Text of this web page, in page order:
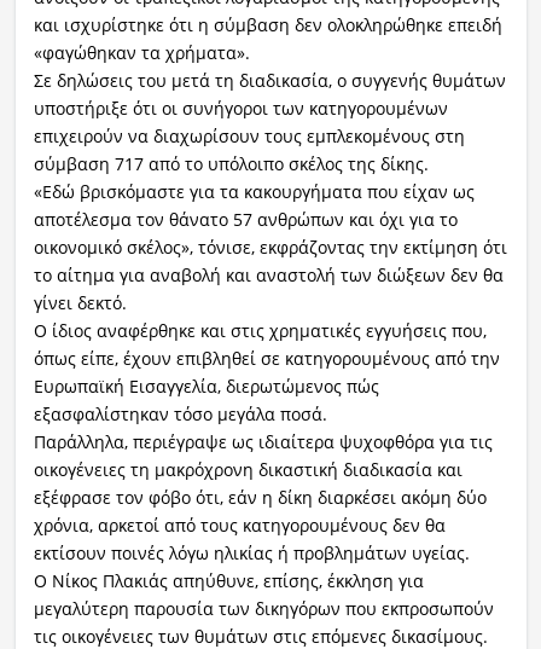
και ισχυρίστηκε ότι η σύμβαση δεν ολοκληρώθηκε επειδή
«φαγώθηκαν τα χρήματα».
Σε δηλώσεις του μετά τη διαδικασία, ο συγγενής θυμάτων
υποστήριξε ότι οι συνήγοροι των κατηγορουμένων
επιχειρούν να διαχωρίσουν τους εμπλεκομένους στη
σύμβαση 717 από το υπόλοιπο σκέλος της δίκης.
«Εδώ βρισκόμαστε για τα κακουργήματα που είχαν ως
αποτέλεσμα τον θάνατο 57 ανθρώπων και όχι για το
οικονομικό σκέλος», τόνισε, εκφράζοντας την εκτίμηση ότι
το αίτημα για αναβολή και αναστολή των διώξεων δεν θα
γίνει δεκτό.
Ο ίδιος αναφέρθηκε και στις χρηματικές εγγυήσεις που,
όπως είπε, έχουν επιβληθεί σε κατηγορουμένους από την
Ευρωπαϊκή Εισαγγελία, διερωτώμενος πώς
εξασφαλίστηκαν τόσο μεγάλα ποσά.
Παράλληλα, περιέγραψε ως ιδιαίτερα ψυχοφθόρα για τις
οικογένειες τη μακρόχρονη δικαστική διαδικασία και
εξέφρασε τον φόβο ότι, εάν η δίκη διαρκέσει ακόμη δύο
χρόνια, αρκετοί από τους κατηγορουμένους δεν θα
εκτίσουν ποινές λόγω ηλικίας ή προβλημάτων υγείας.
Ο Νίκος Πλακιάς απηύθυνε, επίσης, έκκληση για
μεγαλύτερη παρουσία των δικηγόρων που εκπροσωπούν
τις οικογένειες των θυμάτων στις επόμενες δικασίμους.